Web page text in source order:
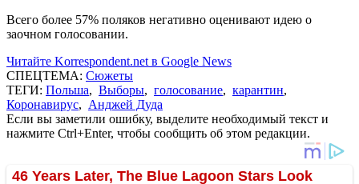
Всего более 57% поляков негативно оценивают идею о
заочном голосовании.
Читайте Korrespondent.net в Google News
СПЕЦТЕМА: Сюжеты
ТЕГИ: Польша, Выборы, голосование, карантин,
Коронавирус, Анджей Дуда
Если вы заметили ошибку, выделите необходимый текст и
нажмите Ctrl+Enter, чтобы сообщить об этом редакции.